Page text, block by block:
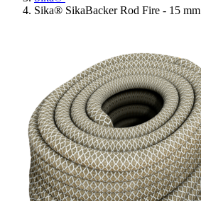
Sika® SikaBacker Rod Fire - 15 mm